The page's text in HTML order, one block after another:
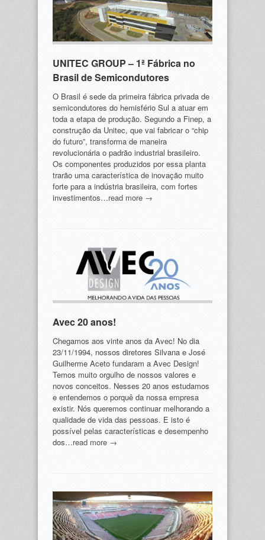
UNITEC GROUP – 1ª Fábrica no
Brasil de Semicondutores
O Brasil é sede da primeira fábrica privada de
semicondutores do hemisfério Sul a atuar em
toda a etapa de produção. Segundo a Finep, a
construção da Unitec, que vai fabricar o “chip
do futuro”, transforma de maneira
revolucionária o padrão industrial brasileiro.
Os componentes produzidos por essa planta
trarão uma característica de inovação muito
forte para a indústria brasileira, com fortes
investimentos…read more →
Avec 20 anos!
Chegamos aos vinte anos da Avec! No dia
23/11/1994, nossos diretores Silvana e José
Guilherme Aceto fundaram a Avec Design!
Temos muito orgulho de nossos valores e
novos conceitos. Nesses 20 anos estudamos
e entendemos o porquê da nossa empresa
existir. Nós queremos continuar melhorando a
qualidade de vida das pessoas. E isto é
possível pelas características e desempenho
dos…read more →